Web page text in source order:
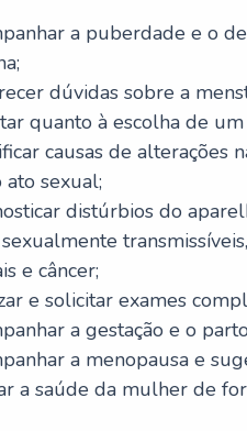
a puberdade e o
dúvidas sobre a
quanto à escolha de
causas de alterações
ato sexual;
distúrbios do
e câncer;
e solicitar exames
a gestação e o
a menopausa e
a saúde da mulher de